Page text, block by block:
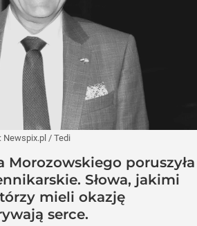
Newspix.pl / Tedi
Morozowskiego poruszyła
Słowa, jakimi
mieli okazję
serce.